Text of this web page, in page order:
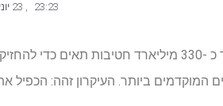
23:23
,
כל יום, גופנו מתפקד כ -330 מיליארד
המוקדמים ביותר. העיקרון זהה: הכפיל